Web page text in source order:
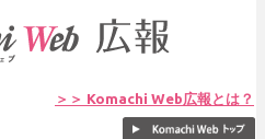
＞＞ Komachi Web広報とは？